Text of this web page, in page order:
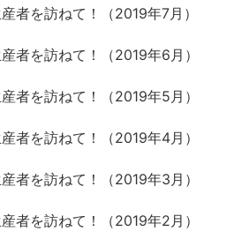
者を訪ねて！（2019年7月）
者を訪ねて！（2019年6月）
者を訪ねて！（2019年5月）
者を訪ねて！（2019年4月）
者を訪ねて！（2019年3月）
者を訪ねて！（2019年2月）